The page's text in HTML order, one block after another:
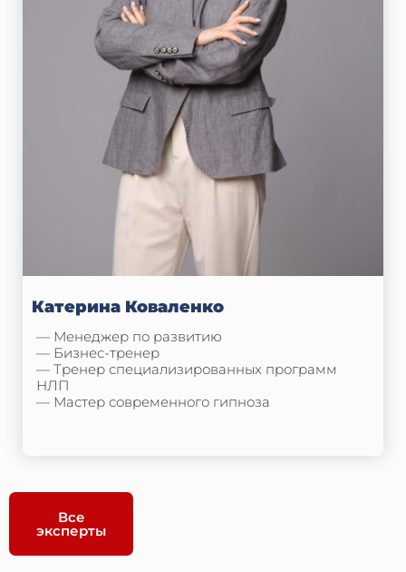
Катерина Коваленко
— Менеджер по развитию
— Бизнес-тренер
— Тренер специализированных программ
НЛП
— Мастер современного гипноза
Все
эксперты